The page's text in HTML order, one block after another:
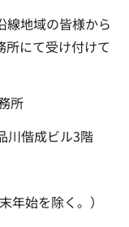
線地域の皆様から
所にて受け付けて
所
川偕成ビル3階
年始を除く。）